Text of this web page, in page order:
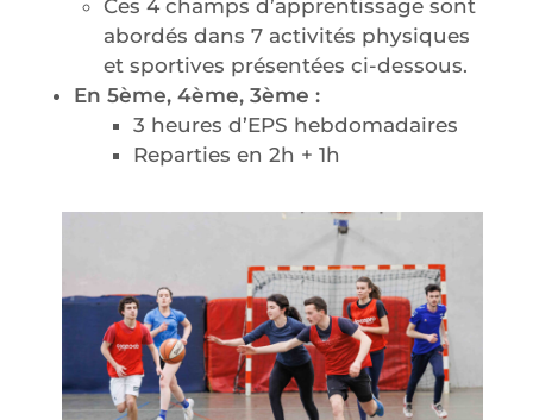
Ces 4 champs d’apprentissage sont
abordés dans 7 activités physiques
et sportives présentées ci-dessous.
En 5ème, 4ème, 3ème :
3 heures d’EPS hebdomadaires
Reparties en 2h + 1h